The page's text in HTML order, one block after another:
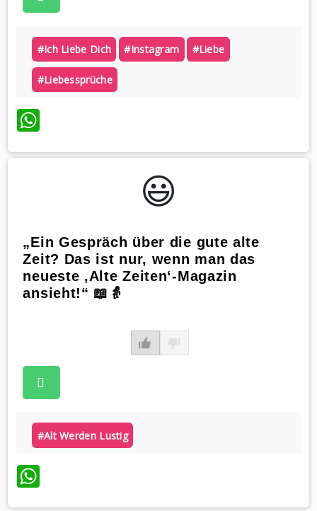
#ich Liebe Dich #instagram #liebe
#liebessprüche
WhatsApp
😃️
„Ein Gespräch über die gute alte
Zeit? Das ist nur, wenn man das
neueste ‚Alte Zeiten‘-Magazin
ansieht!“ 📖👵
#alt Werden Lustig
WhatsApp